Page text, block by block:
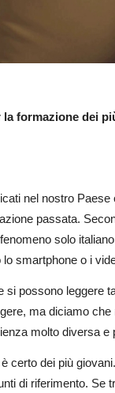
formazione dei
nel nostro
passata.
solo
smartphone o i
si possono leggere
ma diciamo
molto diversa
certo dei più
di riferimento. Se